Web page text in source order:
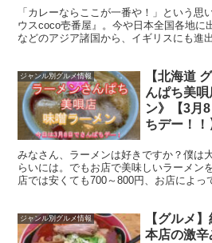
「カレーならここが一番や！」という思
ウスcoco壱番屋』。今や日本全国各地に
などのアジア諸国から、イギリスにも進
ジャンル別グルメ情報
【北海道
んぱち美
ン》【3月
ちデー！！
みなさん、ラーメンは好きですか？僕は
らいには。でもお店で美味しいラーメン
店では安くても700～800円、お店によっ
ジャンル別グルメ情報
【グルメ
本店の激